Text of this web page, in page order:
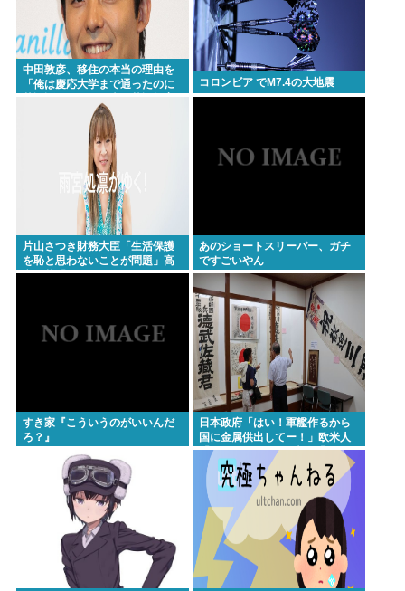
ってたのよ、なんで？って」
「黒瀬深」「テキサス親父」消えたネトウヨ論客の
魅力🥺
ニコニコ動画がオワコンになった原因はなんだった
【急募】バスタブの水アカ落とす最強のやつ
Powered by livedoor 相互RSS
中田敦彦、移住の本当の理由を
「俺は慶応大学まで通ったのに
コロンビア でМ7.4の大地震
片山さつき財務大臣「生活保護
を恥と思わないことが問題」高
市早苗「さもしい人のせいで国
あのショートスリーパー、ガチ
ですごいやん
すき家『こういうのがいいんだ
ろ？』
日本政府「はい！軍艦作るから
国に金属供出してー！」欧米人
「don’t stop！」日本人「？」